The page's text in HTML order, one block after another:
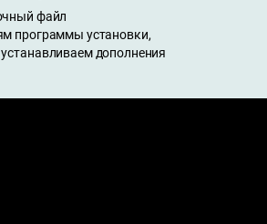
файл
программы установки,
дополнения